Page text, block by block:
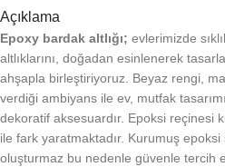
Açıklama
Epoxy bardak altlığı; evlerimizde
altlıklarını, doğadan esinlenerek
ahşapla birleştiriyoruz. Beyaz rengi,
verdiği ambiyans ile ev, mutfak
dekoratif aksesuardır. Epoksi reçinesi
ile fark yaratmaktadır. Kurumuş epoksi
oluşturmaz bu nedenle güvenle tercih